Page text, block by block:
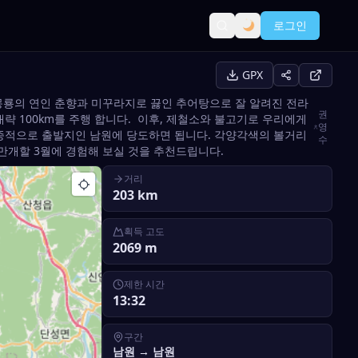
로그인
GPX
의 연인 춘향과 미꾸라지로 끓인 추어탕으로 잘 알려진 전라
100km를 주행 합니다. 이후, 제철소와 불고기로 우리에게
으로 출발지인 남원에 당도하면 됩니다. 각양각색의 볼거리
할 3월에 경험해 보실 것을 추천드립니다.
권
영
수
거리
203 km
획득 고도
2069 m
제한 시간
13:32
구간
남원 → 남원